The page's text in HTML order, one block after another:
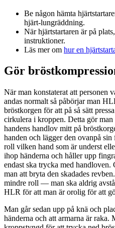
Be någon hämta
hjärt-lungräddning.
När hjärtstartaren är på
instruktioner.
Läs mer om hur en
Gör
När man konstaterat att personen
andas normalt så påbörjar man
bröstkorgen för att på så sätt
cirkulera i kroppen. Detta gör man
handens handlov mitt på
handen och lägger den ovanpå
roll vilken hand som är underst
ihop händerna och håller upp
endast ska trycka med handloven.
man att bryta den skadades
mindre roll — man ska aldrig
HLR för att man är orolig för att
Man går sedan upp på knä och
händerna och att armarna är raka.